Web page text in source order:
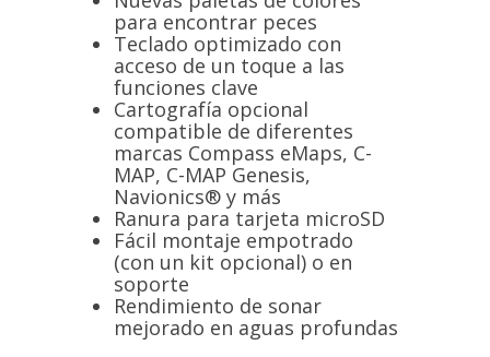
para encontrar peces
Teclado optimizado con
acceso de un toque a las
funciones clave
Cartografía opcional
compatible de diferentes
marcas Compass eMaps, C-
MAP, C-MAP Genesis,
Navionics® y más
Ranura para tarjeta microSD
Fácil montaje empotrado
(con un kit opcional) o en
soporte
Rendimiento de sonar
mejorado en aguas profundas